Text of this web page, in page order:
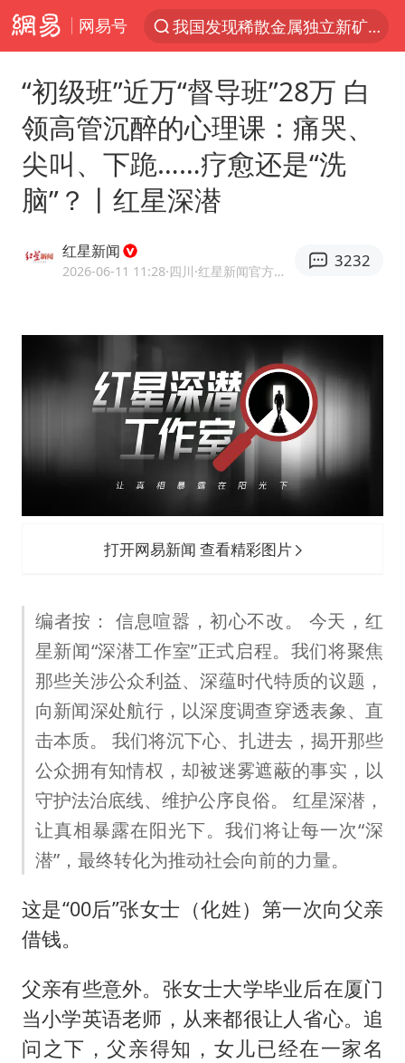
网易号
我国发现稀散金属独立新矿物——乌斯河锗矿
部分银行上调存款利率
小沈阳加盟《披荆斩棘》
朱一龙的鼻子怎么了
国乒连续两站无缘冠军
5万小车卖不动 微型代步车集体遇冷
上海地铁4条线路全线停运
周星驰妈妈现身香港首映礼
56岁刘奕君跟13岁女儿合跳
“还不如不放假”
从科技创新看开局起步的时与势
“初级班”近万“督导班”28万 白
领高管沉醉的心理课：痛哭、
尖叫、下跪……疗愈还是“洗
脑”？丨红星深潜
红星新闻
2026-06-11 11:28·四川 ·红星新闻官方网易号
3232
打开网易新闻 查看精彩图片
编者按： 信息喧嚣，初心不改。 今天，红
星新闻“深潜工作室”正式启程。我们将聚焦
那些关涉公众利益、深蕴时代特质的议题，
向新闻深处航行，以深度调查穿透表象、直
击本质。 我们将沉下心、扎进去，揭开那些
公众拥有知情权，却被迷雾遮蔽的事实，以
守护法治底线、维护公序良俗。 红星深潜，
让真相暴露在阳光下。我们将让每一次“深
潜”，最终转化为推动社会向前的力量。
这是“00后”张女士（化姓）第一次向父亲
借钱。
父亲有些意外。张女士大学毕业后在厦门
当小学英语老师，从来都很让人省心。追
问之下，父亲得知，女儿已经在一家名